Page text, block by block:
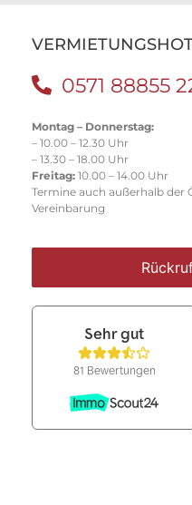
0571 88855
Montag – Donnerstag:
– 10.00 – 12.30 Uhr
– 13.30 – 18.00 Uhr
Freitag: 10.00 – 14.00 Uhr
Termine auch außerhalb der
Vereinbarung